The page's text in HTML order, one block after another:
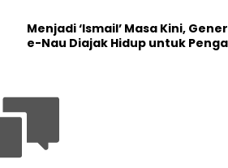
Menjadi ‘Ismail’ Masa Kini,
e-Nau Diajak Hidup untuk